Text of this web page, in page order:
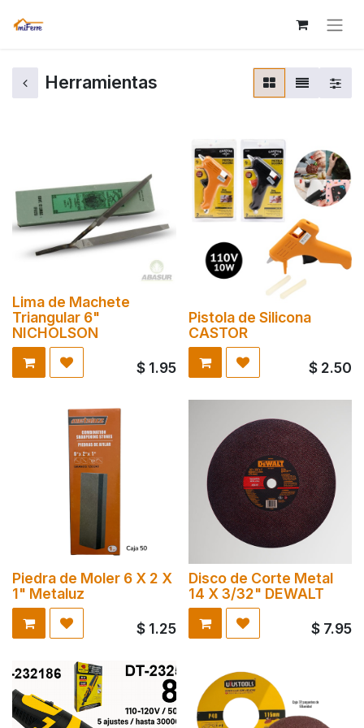
Herramientas
Lima de Machete
Triangular 6"
NICHOLSON
$ 1.95
Pistola de Silicona
CASTOR
$ 2.50
Piedra de Moler 6 X 2 X
1" Metaluz
$ 1.25
Disco de Corte Metal
14 X 3/32" DEWALT
$ 7.95